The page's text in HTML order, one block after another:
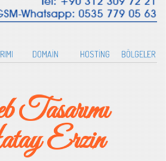
DOMAİN HOSTİNG BÖLGELER
Erzin